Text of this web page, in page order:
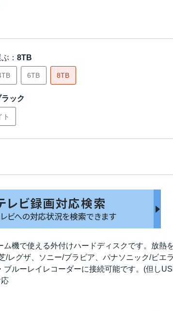
： 8TB
6TB 8TB
ラック
ト
機で使える外付けハードディスクです。放熱
/レグザ、ソニー/ブラビア、パナソニック/ビ
ブルーレイレコーダーに接続可能です。(但し